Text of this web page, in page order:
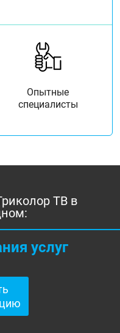
Опытные
специалисты
ТВ в
услуг